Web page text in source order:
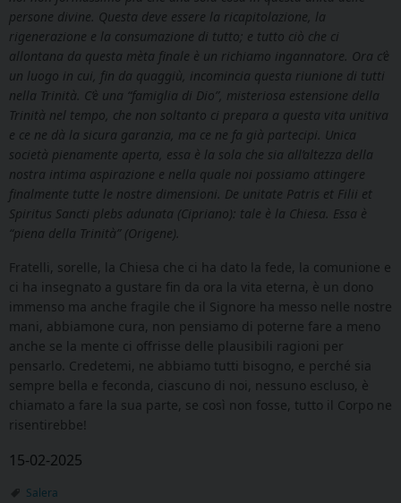
persone divine. Questa deve essere la ricapitolazione, la
rigenerazione e la consumazione di tutto; e tutto ciò che ci
allontana da questa mèta finale è un richiamo ingannatore. Ora c’è
un luogo in cui, fin da quaggiù, incomincia questa riunione di tutti
nella Trinità. C’è una “famiglia di Dio”, misteriosa estensione della
Trinità nel tempo, che non soltanto ci prepara a questa vita unitiva
e ce ne dà la sicura garanzia, ma ce ne fa già partecipi. Unica
società pienamente aperta, essa è la sola che sia all’altezza della
nostra intima aspirazione e nella quale noi possiamo attingere
finalmente tutte le nostre dimensioni. De unitate Patris et Filii et
Spiritus Sancti plebs adunata (Cipriano): tale è la Chiesa. Essa è
“piena della Trinità” (Origene).
Fratelli, sorelle, la Chiesa che ci ha dato la fede, la comunione e
ci ha insegnato a gustare fin da ora la vita eterna, è un dono
immenso ma anche fragile che il Signore ha messo nelle nostre
mani, abbiamone cura, non pensiamo di poterne fare a meno
anche se la mente ci offrisse delle plausibili ragioni per
pensarlo. Credetemi, ne abbiamo tutti bisogno, e perché sia
sempre bella e feconda, ciascuno di noi, nessuno escluso, è
chiamato a fare la sua parte, se così non fosse, tutto il Corpo ne
risentirebbe!
15-02-2025
Salera